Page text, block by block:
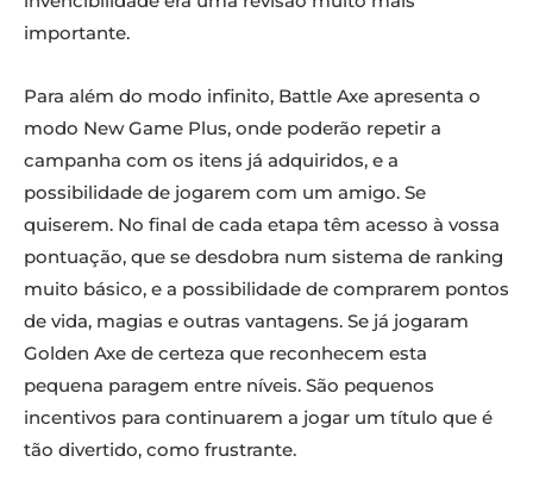
importante.
Para além do modo infinito, Battle Axe apresenta o
modo New Game Plus, onde poderão repetir a
campanha com os itens já adquiridos, e a
possibilidade de jogarem com um amigo. Se
quiserem. No final de cada etapa têm acesso à vossa
pontuação, que se desdobra num sistema de ranking
muito básico, e a possibilidade de comprarem pontos
de vida, magias e outras vantagens. Se já jogaram
Golden Axe de certeza que reconhecem esta
pequena paragem entre níveis. São pequenos
incentivos para continuarem a jogar um título que é
tão divertido, como frustrante.